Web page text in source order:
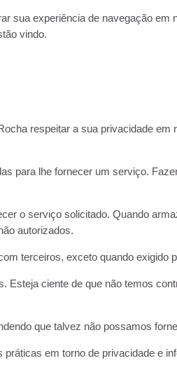
sua experiência de navegação
vindo.
respeitar a sua privacidade
para lhe fornecer um serviço.
o serviço solicitado. Quando
autorizados.
terceiros, exceto quando exigido
ciente de que não temos
que talvez não possamos
em torno de privacidade e